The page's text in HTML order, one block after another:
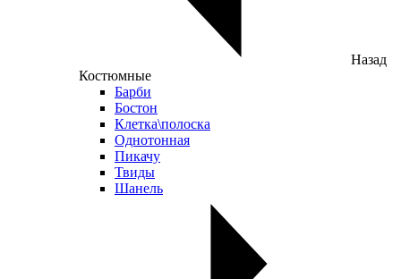
Назад
Костюмные
Барби
Бостон
Клетка\полоска
Однотонная
Пикачу
Твиды
Шанель